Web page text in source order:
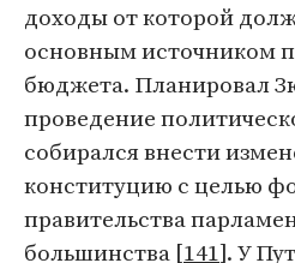
доходы от которой
основным источником
бюджета. Планировал
проведение
собирался внести
конституцию с целью
правительства
большинства [141]. У